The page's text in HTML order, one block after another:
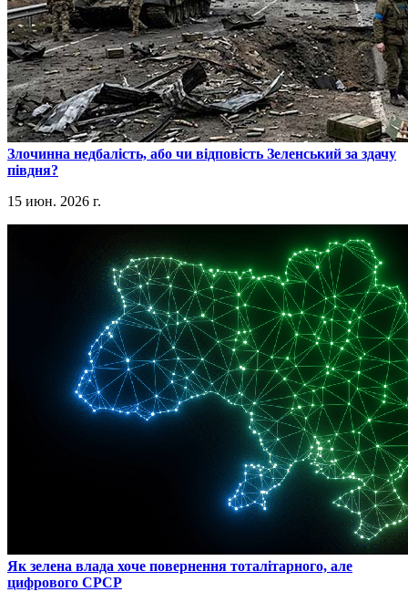
​Злочинна недбалість, або чи відповість Зеленський за здачу
півдня?
15 июн. 2026 г.
​Як зелена влада хоче повернення тоталітарного, але
цифрового СРСР